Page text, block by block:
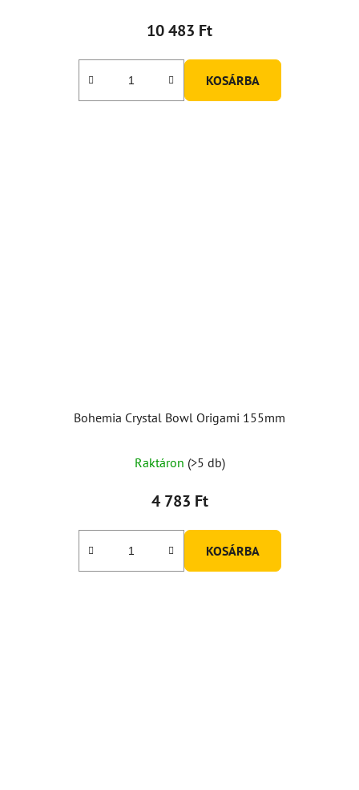
10 483 Ft
KOSÁRBA
Bohemia Crystal Bowl Origami 155mm
Raktáron (>5 db)
4 783 Ft
KOSÁRBA